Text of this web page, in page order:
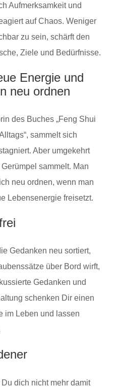
Aufmerksamkeit und
auf Chaos. Weniger
zu sein, schärft den
Ziele und Bedürfnisse.
Energie und
neu ordnen
des Buches „Feng Shui
sammelt sich
Aber umgekehrt
sammelt. Man
neu ordnen, wenn man
Lebensenergie freisetzt.
Gedanken neu sortiert,
über Bord wirft,
Gedanken und
schenken Dir einen
im Leben und lassen
dich nicht mehr damit